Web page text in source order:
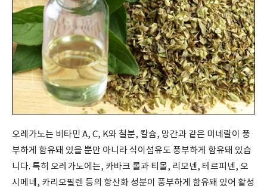
오레가노는 비타민 A, C, K와 철분, 칼슘, 망간과 같은 미네랄이 풍
부하게 함유돼 있을 뿐만 아니라 식이섬유도 풍부하게 함유돼 있습
니다. 특히 오레가노에는, 카바크 롤과 티몰, 리모넨, 테르피넨, 오
시메네, 카리오필렌 등의 항산화 성분이 풍부하게 함유돼 있어 활성